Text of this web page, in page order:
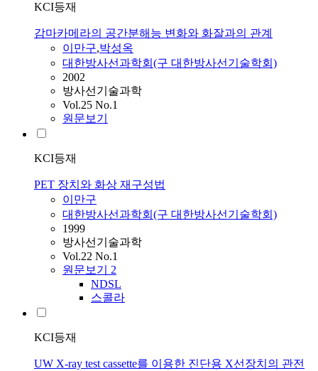
KCI등재
감마카메라의 공간분해능 변화와 화잘과의 관계
이만구,박성옥
대한방사선과학회(구 대한방사선기술학회)
2002
방사선기술과학
Vol.25 No.1
원문보기
KCI등재
PET 장치와 화상 재구성법
이만구
대한방사선과학회(구 대한방사선기술학회)
1999
방사선기술과학
Vol.22 No.1
원문보기 2
NDSL
스콜라
KCI등재
UW X-ray test cassette를 이용한 진단용 X선장치의 관전